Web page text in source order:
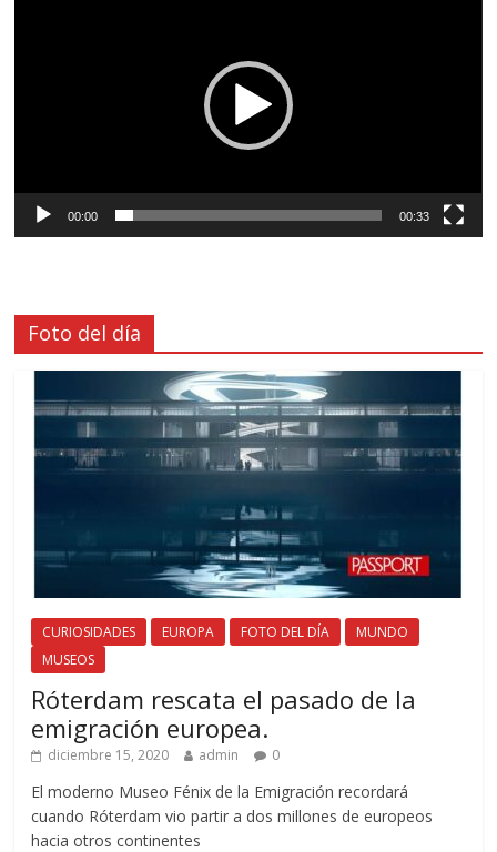
00:00 00:33
Foto del día
CURIOSIDADES EUROPA FOTO DEL DÍA
MUNDO
MUSEOS
Róterdam rescata el pasado de la
emigración europea.
diciembre 15, 2020 admin 0
El moderno Museo Fénix de la Emigración recordará
cuando Róterdam vio partir a dos millones de europeos
hacia otros continentes